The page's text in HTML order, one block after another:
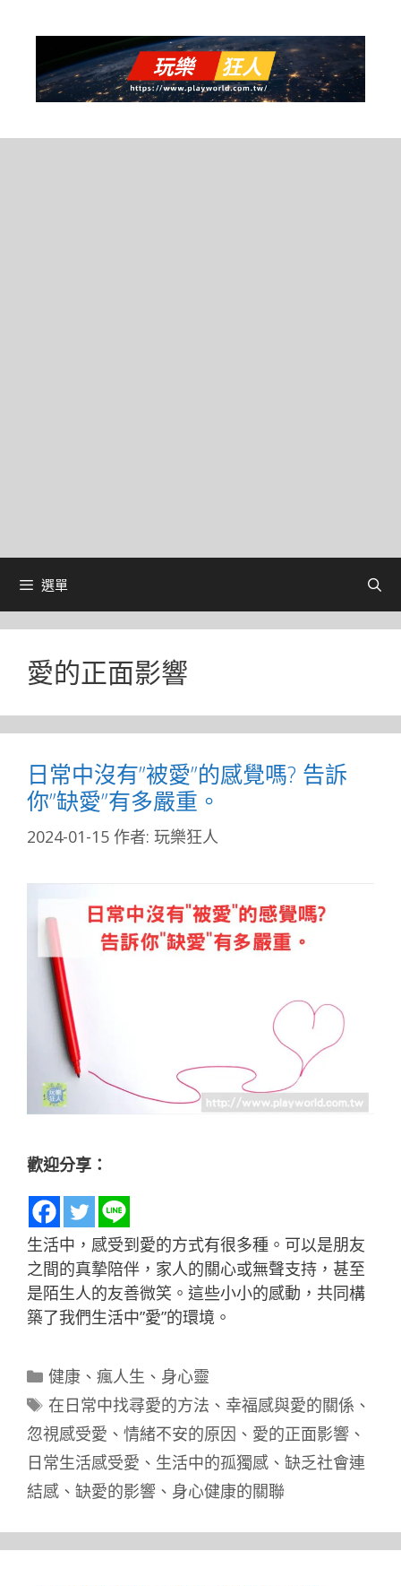
選單
愛的正面影響
日常中沒有”被愛”的感覺嗎? 告訴
你”缺愛”有多嚴重。
2024-01-15 作者: 玩樂狂人
歡迎分享：
生活中，感受到愛的方式有很多種。可以是朋友
之間的真摯陪伴，家人的關心或無聲支持，甚至
是陌生人的友善微笑。這些小小的感動，共同構
築了我們生活中”愛”的環境。
分
類
健康、 瘋人生 、 身心靈
標
籤
在日常中找尋愛的方法 、 幸福感與愛的關係 、
忽視感受愛 、 情緒不安的原因 、 愛的正面影響 、
日常生活感受愛 、 生活中的孤獨感 、 缺乏社會連
結感 、 缺愛的影響 、 身心健康的關聯